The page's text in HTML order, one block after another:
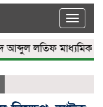
Toggle
লতিফ মাধ্যমিক